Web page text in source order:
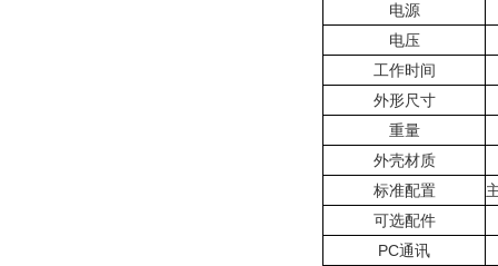
电源
电压
工作时间
外形尺寸
重量
外壳材质
标准配置
可选配件
PC通讯